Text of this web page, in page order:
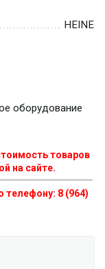
HEINE
оборудование
товаров
на сайте.
телефону: 8 (964)